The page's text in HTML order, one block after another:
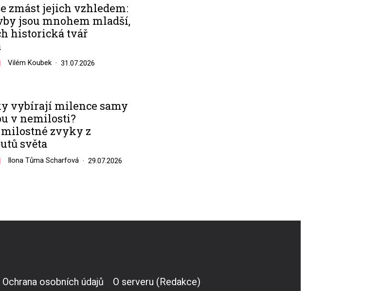
zmást jejich vzhledem:
jsou mnohem mladší,
historická tvář
Vilém Koubek 31.07.2026
vybírají milence samy
v nemilosti?
zvyky z
světa
Ilona Tůma Scharfová 29.07.2026
Ochrana osobních údajů O serveru (Redakce)